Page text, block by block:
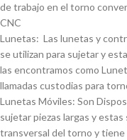
de trabajo en el torno
CNC
Lunetas: Las lunetas y
se utilizan para sujetar y
las encontramos como
llamadas custodias para
Lunetas Móviles: Son
sujetar piezas largas y
transversal del torno y tiene